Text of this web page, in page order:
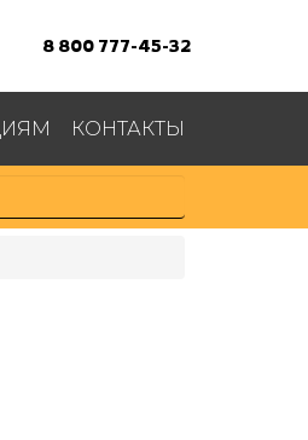
8 800 777-45-32
КОНТАКТЫ